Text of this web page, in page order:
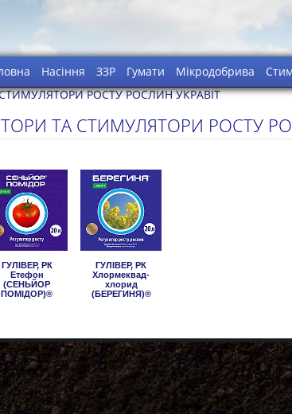
Насіння ЗЗР Гумати Мікродобрива
РОСТУ РОСЛИН УКРАВІТ
ТА СТИМУЛЯТОРИ РОСТУ
ГУЛІВЕР, РК
Етефон
(СЕНЬЙОР
ПОМІДОР)®
ГУЛІВЕР, РК
Хлормеквад-
хлорид
(БЕРЕГИНЯ)®